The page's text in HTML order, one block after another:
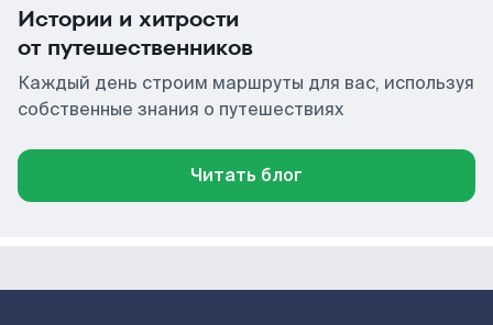
Истории и хитрости
от путешественников
Каждый день строим маршруты для вас, используя
собственные знания о путешествиях
Читать блог